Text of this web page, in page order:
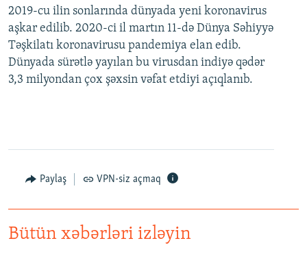
2019-cu ilin sonlarında dünyada yeni koronavirus
aşkar edilib. 2020-ci il martın 11-də Dünya Səhiyyə
Təşkilatı koronavirusu pandemiya elan edib.
Dünyada sürətlə yayılan bu virusdan indiyə qədər
3,3 milyondan çox şəxsin vəfat etdiyi açıqlanıb.
Paylaş VPN-siz açmaq
Bütün xəbərləri izləyin